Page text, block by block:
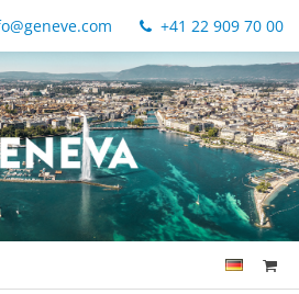
+41 22 909 70 00